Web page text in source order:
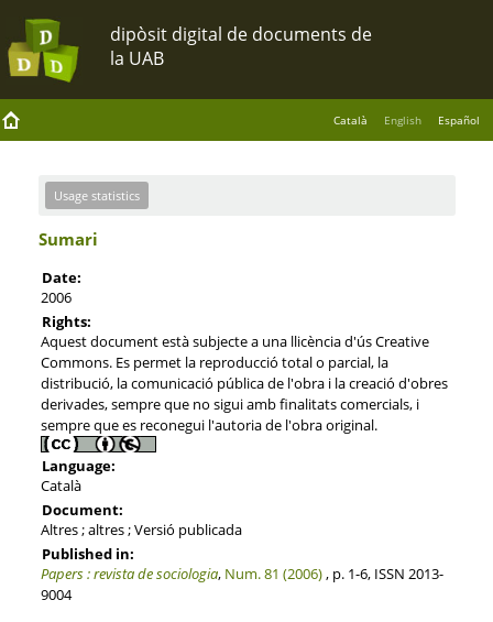
Català English Español
Usage statistics
Sumari
Date:
2006
Rights:
Aquest document està subjecte a una llicència d'ús Creative
Commons. Es permet la reproducció total o parcial, la
distribució, la comunicació pública de l'obra i la creació d'obres
derivades, sempre que no sigui amb finalitats comercials, i
sempre que es reconegui l'autoria de l'obra original.
Language:
Català
Document:
Altres ; altres ; Versió publicada
Published in:
Papers : revista de sociologia, Num. 81 (2006), p. 1-6, ISSN 2013-
9004